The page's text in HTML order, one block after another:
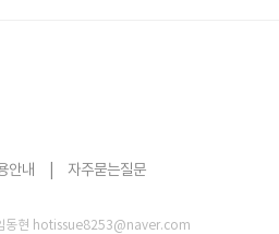
안내 자주묻는질문
동현 hotissue8253@naver.com